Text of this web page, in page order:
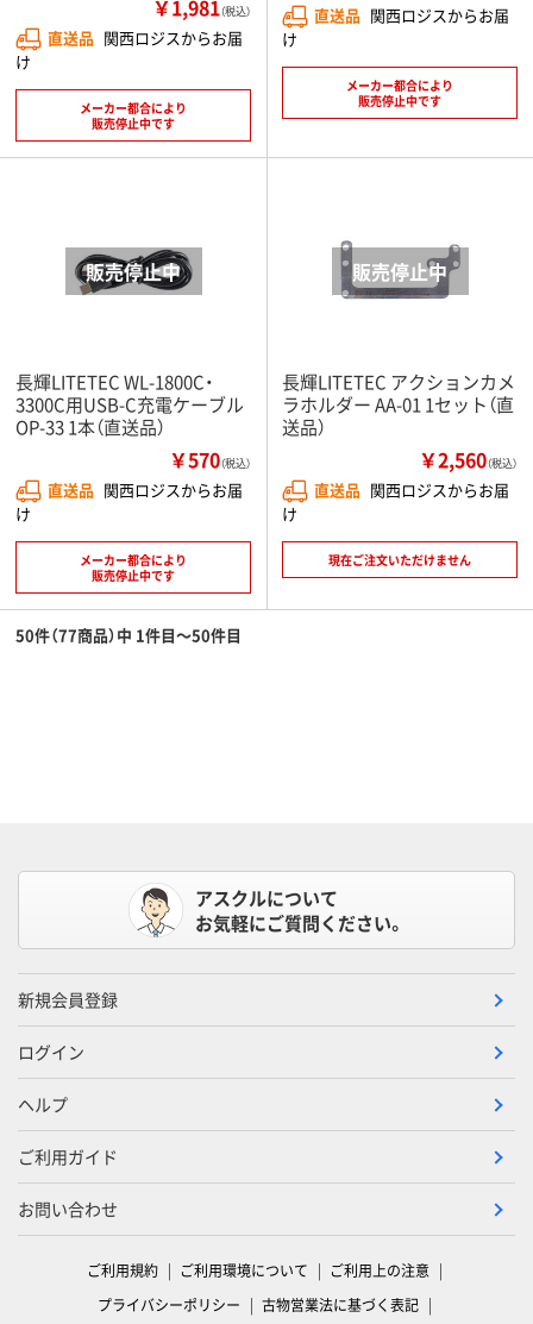
￥1,981（税込）
直送品 関西ロジスからお届
け
メーカー都合により
販売停止中です
直送品 関西ロジスからお届
け
メーカー都合により
販売停止中です
長輝LITETEC WL-1800C・
3300C用USB-C充電ケーブル
OP-33 1本（直送品）
￥570（税込）
直送品 関西ロジスからお届
け
メーカー都合により
販売停止中です
長輝LITETEC アクションカメ
ラホルダー AA-01 1セット（直
送品）
￥2,560（税込）
直送品 関西ロジスからお届
け
現在ご注文いただけません
50件（77商品）中 1件目～50件目
アスクルについて
お気軽にご質問ください。
新規会員登録
ログイン
ヘルプ
ご利用ガイド
お問い合わせ
ご利用規約 ご利用環境について
ご利用上の注意
プライバシーポリシー
古物営業法に基づく表記